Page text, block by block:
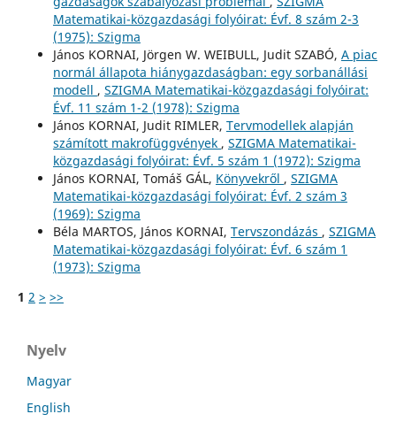
Matematikai-közgazdasági folyóirat: Évf. 8 szám 2-3
(1975): Szigma
János KORNAI, Jörgen W. WEIBULL, Judit SZABÓ, A piac
normál állapota hiánygazdaságban: egy sorbanállási
modell , SZIGMA Matematikai-közgazdasági folyóirat:
Évf. 11 szám 1-2 (1978): Szigma
János KORNAI, Judit RIMLER, Tervmodellek alapján
számított makrofüggvények , SZIGMA Matematikai-
közgazdasági folyóirat: Évf. 5 szám 1 (1972): Szigma
János KORNAI, Tomáš GÁL, Könyvekről , SZIGMA
Matematikai-közgazdasági folyóirat: Évf. 2 szám 3
(1969): Szigma
Béla MARTOS, János KORNAI, Tervszondázás , SZIGMA
Matematikai-közgazdasági folyóirat: Évf. 6 szám 1
(1973): Szigma
1 2 > >>
Nyelv
Magyar
English